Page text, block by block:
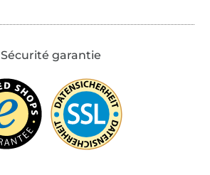
Sécurité garantie